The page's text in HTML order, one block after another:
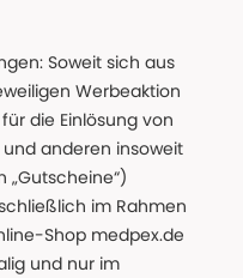
Soweit sich aus
Werbeaktion
die Einlösung von
anderen insoweit
im Rahmen
Shop medpex.de
und nur im